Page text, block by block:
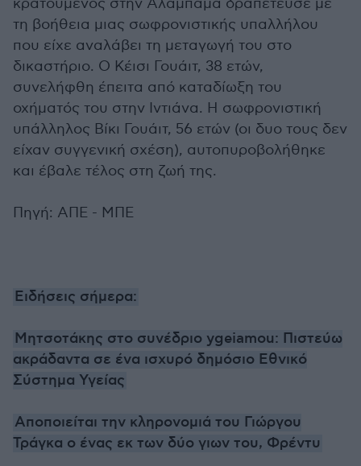
κρατούμενος στην Αλαμπάμα δραπέτευσε με
τη βοήθεια μιας σωφρονιστικής υπαλλήλου
που είχε αναλάβει τη μεταγωγή του στο
δικαστήριο. Ο Κέισι Γουάιτ, 38 ετών,
συνελήφθη έπειτα από καταδίωξη του
οχήματός του στην Ιντιάνα. Η σωφρονιστική
υπάλληλος Βίκι Γουάιτ, 56 ετών (οι δυο τους δεν
είχαν συγγενική σχέση), αυτοπυροβολήθηκε
και έβαλε τέλος στη ζωή της.
Πηγή: ΑΠΕ - ΜΠΕ
Ειδήσεις σήμερα:
Μητσοτάκης στο συνέδριο ygeiamou: Πιστεύω
ακράδαντα σε ένα ισχυρό δημόσιο Εθνικό
Σύστημα Υγείας
Αποποιείται την κληρονομιά του Γιώργου
Τράγκα ο ένας εκ των δύο γιων του, Φρέντυ